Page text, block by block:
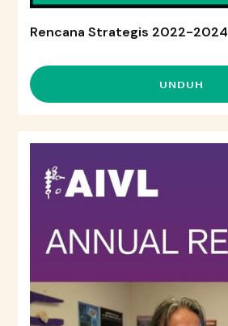
Rencana Strategis 2022-2024
UNDUH